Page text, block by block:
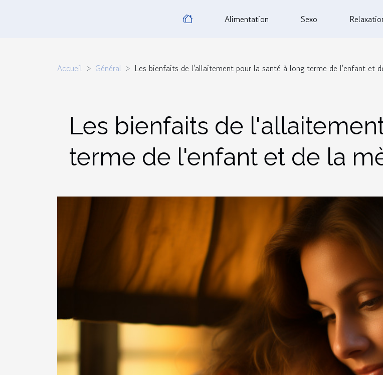
Alimentation Sexo
Accueil Général Les bienfaits de l'allaitement pour la santé à long terme de l'enfant et
Les bienfaits de
terme de l'enfant et de la